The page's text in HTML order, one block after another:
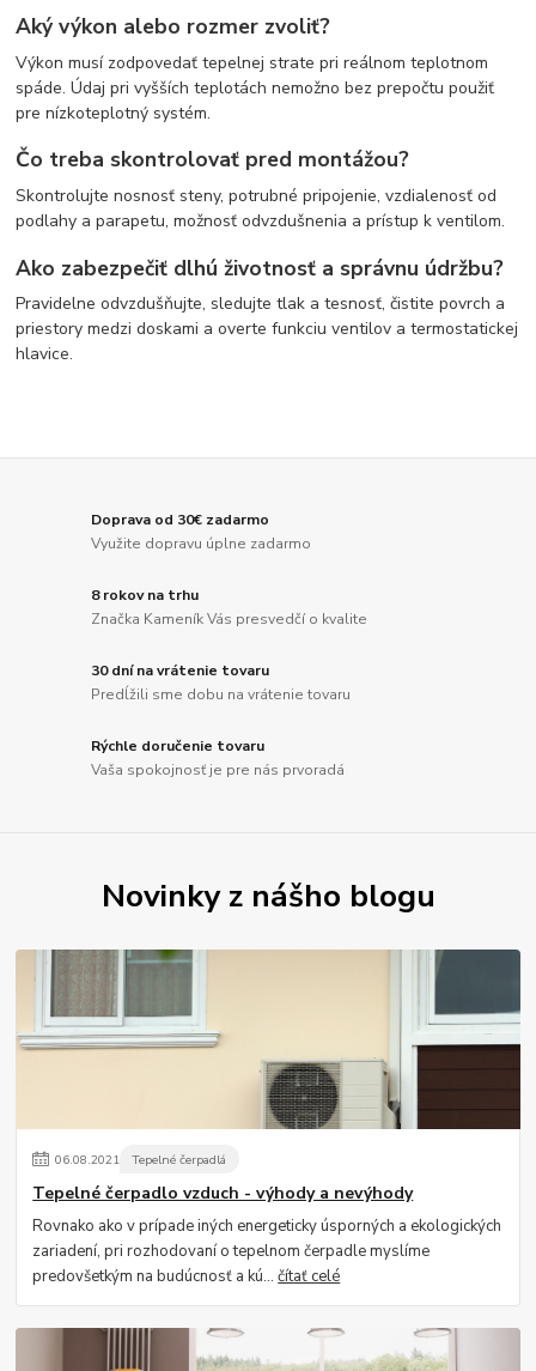
Aký výkon alebo rozmer zvoliť?
Výkon musí zodpovedať tepelnej strate pri reálnom teplotnom
spáde. Údaj pri vyšších teplotách nemožno bez prepočtu použiť
pre nízkoteplotný systém.
Čo treba skontrolovať pred montážou?
Skontrolujte nosnosť steny, potrubné pripojenie, vzdialenosť od
podlahy a parapetu, možnosť odvzdušnenia a prístup k ventilom.
Ako zabezpečiť dlhú životnosť a správnu údržbu?
Pravidelne odvzdušňujte, sledujte tlak a tesnosť, čistite povrch a
priestory medzi doskami a overte funkciu ventilov a termostatickej
hlavice.
Doprava od 30€ zadarmo
Využite dopravu úplne zadarmo
8 rokov na trhu
Značka Kameník Vás presvedčí o kvalite
30 dní na vrátenie tovaru
Predĺžili sme dobu na vrátenie tovaru
Rýchle doručenie tovaru
Vaša spokojnosť je pre nás prvoradá
Novinky z nášho blogu
06.08.2021 Tepelné čerpadlá
Tepelné čerpadlo vzduch - výhody a nevýhody
Rovnako ako v prípade iných energeticky úsporných a ekologických
zariadení, pri rozhodovaní o tepelnom čerpadle myslíme
predovšetkým na budúcnosť a kú...čítať celé